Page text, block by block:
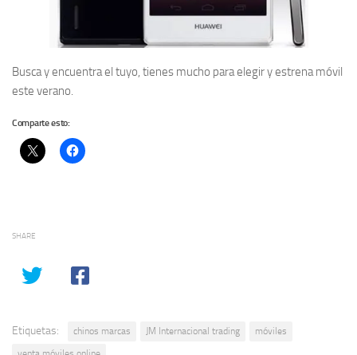
Busca y encuentra el tuyo, tienes mucho para elegir y estrena móvil
este verano.
Comparte esto:
SHARE
Etiquetas: chinos marcas JM Internacional trading
móviles